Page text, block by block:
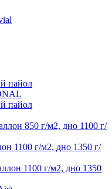
пайол
пайол
850 г/м2, дно 1100 г/
1100 г/м2, дно 1350 г/
1100 г/м2, дно 1350